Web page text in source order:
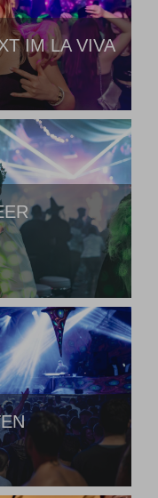
IM LA VIVA